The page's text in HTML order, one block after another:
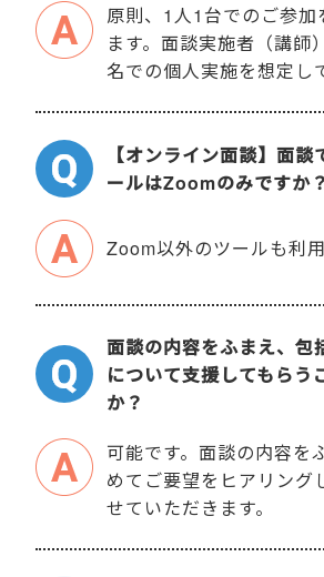
原則、1人1台でのご参加
ます。面談実施者（講師
名での個人実施を想定し
【オンライン面談】面
ールはZoomのみですか？
Zoom以外のツールも利用
面談の内容をふまえ、包
について支援してもらう
か？
可能です。面談の内容を
めてご要望をヒアリング
せていただきます。